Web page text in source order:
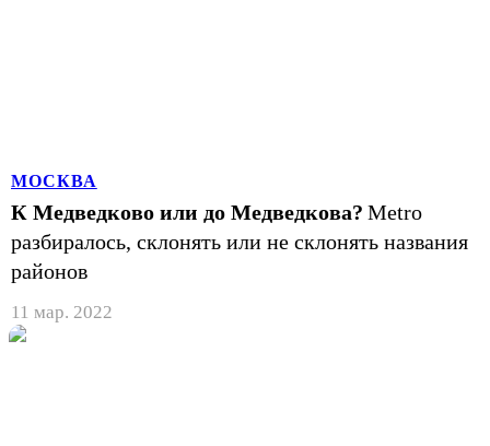
МОСКВА
К Медведково или до Медведкова? Metro
разбиралось, склонять или не склонять названия
районов
11 мар. 2022